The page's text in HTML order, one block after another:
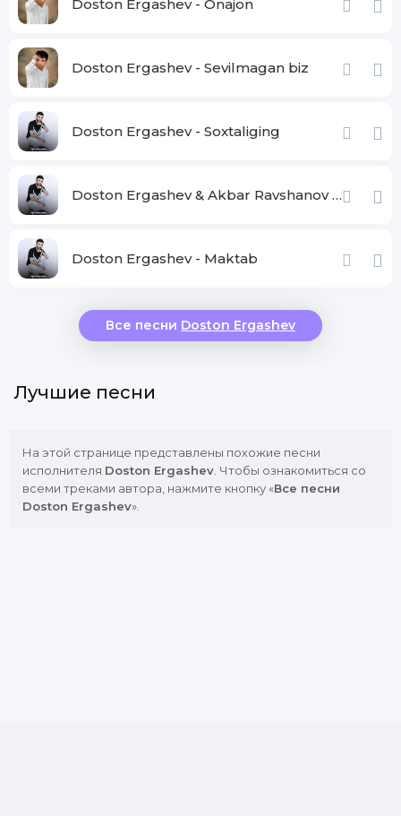
Doston Ergashev - Onajon
Doston Ergashev - Sevilmagan biz
Doston Ergashev - Soxtaliging
Doston Ergashev & Akbar Ravshanov - Davrimiz
Doston Ergashev - Maktab
Все песни Doston Ergashev
Лучшие песни
На этой странице представлены похожие песни
исполнителя Doston Ergashev . Чтобы ознакомиться со
всеми треками автора, нажмите кнопку «Все песни
Doston Ergashev».